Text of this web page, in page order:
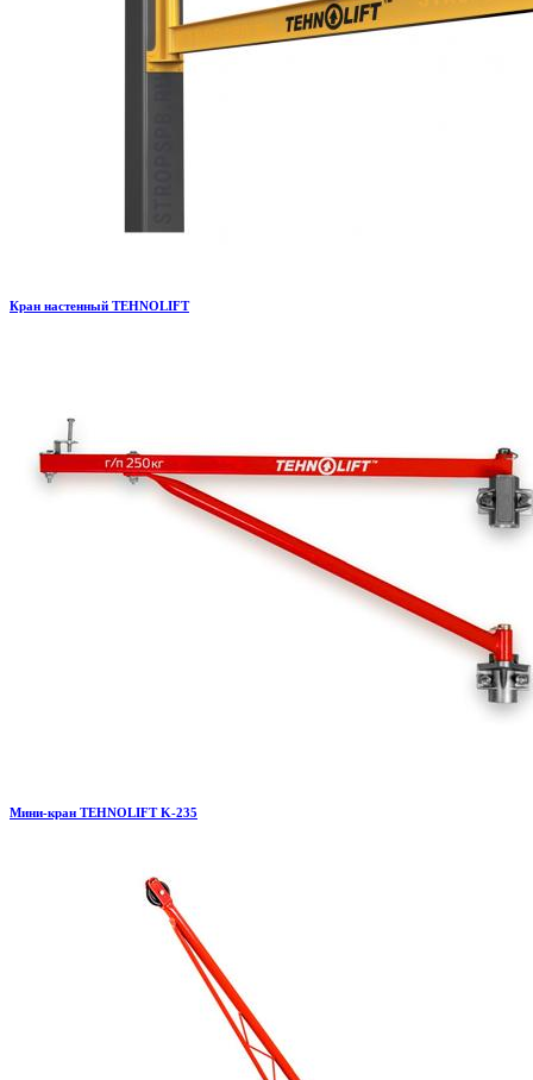
Кран настенный TEHNOLIFT
Мини-кран TEHNOLIFT K-235